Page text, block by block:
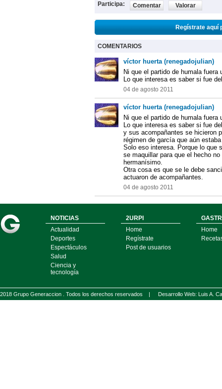
Participa: Comentar Valorar
Regístrate aquí
COMENTARIOS
víctor huerta (renegadojulian)
Ni que el partido de humala fuera
Lo que interesa es saber si fue
04 de agosto 2011
víctor huerta (renegadojulian)
Ni que el partido de humala fuera
Lo que interesa es saber si fue
y sus acompañantes se hicieron
régimen de garcía que aún
Solo eso interesa. Porque lo que
se maquillar para que el hecho
hermanísimo.
Otra cosa es que se le debe
actuaron de acompañantes.
04 de agosto 2011
NOTICIAS
Actualidad
Deportes
Espectáculos
Salud
Ciencia y
tecnología
2URPI
Home
Regístrate
Post de usuarios
Home
2018 Grupo Generaccion . Todos los derechos reservados | Desarrollo Web: Luis